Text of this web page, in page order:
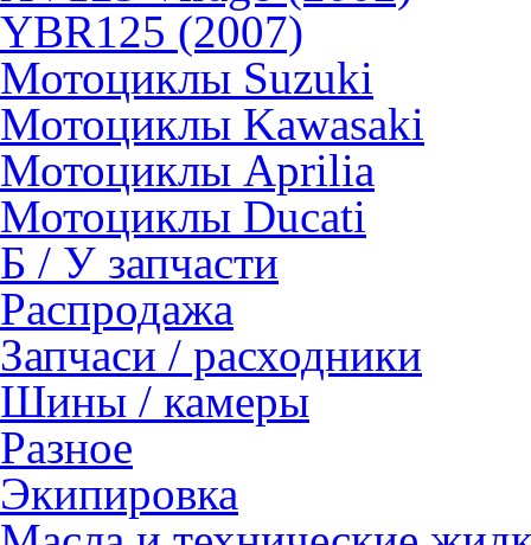
YBR125 (2007)
Мотоциклы Suzuki
Мотоциклы Kawasaki
Мотоциклы Aprilia
Мотоциклы Ducati
Б / У запчасти
Распродажа
Запчаси / расходники
Шины / камеры
Разное
Экипировка